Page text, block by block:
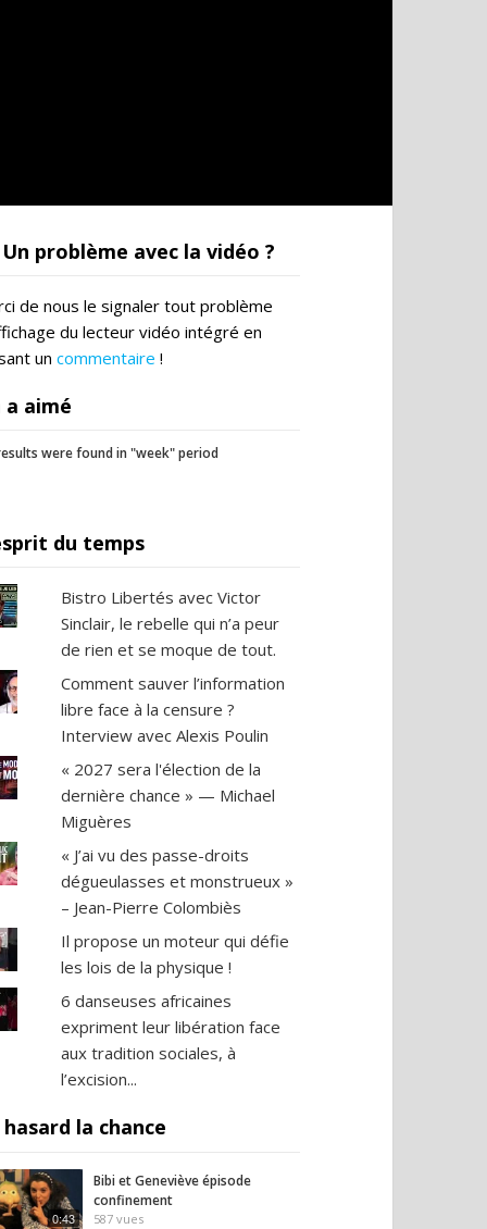
Un problème avec la vidéo ?
de nous le signaler tout problème
du lecteur vidéo intégré en
un commentaire !
a aimé
were found in "week" period
du temps
Bistro Libertés avec Victor
Sinclair, le rebelle qui n’a peur
de rien et se moque de tout.
Comment sauver l’information
libre face à la censure ?
Interview avec Alexis Poulin
« 2027 sera l'élection de la
dernière chance » — Michael
Miguères
« J’ai vu des passe-droits
dégueulasses et monstrueux »
– Jean-Pierre Colombiès
Il propose un moteur qui défie
les lois de la physique !
6 danseuses africaines
expriment leur libération face
aux tradition sociales, à
l’excision...
hasard la chance
0:43
Bibi et Geneviève épisode
confinement
587 vues